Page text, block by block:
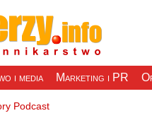
i media Marketing i PR